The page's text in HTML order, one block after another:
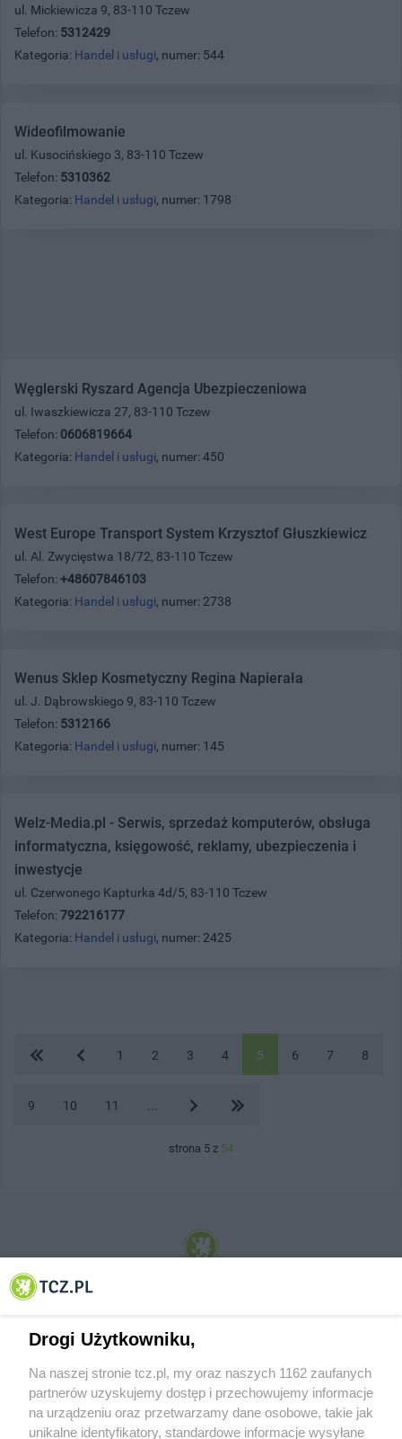
ul. Mickiewicza 9, 83-110 Tczew
Telefon: 5312429
Kategoria: Handel i usługi, numer: 544
Wideofilmowanie
ul. Kusocińskiego 3, 83-110 Tczew
Telefon: 5310362
Kategoria: Handel i usługi, numer: 1798
Węglerski Ryszard Agencja Ubezpieczeniowa
ul. Iwaszkiewicza 27, 83-110 Tczew
Telefon: 0606819664
Kategoria: Handel i usługi, numer: 450
West Europe Transport System Krzysztof Głuszkiewicz
ul. Al. Zwycięstwa 18/72, 83-110 Tczew
Telefon: +48607846103
Kategoria: Handel i usługi, numer: 2738
Wenus Sklep Kosmetyczny Regina Napierała
ul. J. Dąbrowskiego 9, 83-110 Tczew
Telefon: 5312166
Kategoria: Handel i usługi, numer: 145
Welz-Media.pl - Serwis, sprzedaż komputerów, obsługa
informatyczna, księgowość, reklamy, ubezpieczenia i
inwestycje
ul. Czerwonego Kapturka 4d/5, 83-110 Tczew
Telefon: 792216177
Kategoria: Handel i usługi, numer: 2425
1 2 3 4 5 6 7 8
9 10 11
strona 5 z 54
© 2001-2026 Tczew - TCZ.PL Sp. z o.o. Internetowy Serwis Informacyjny Miasta
Drogi Użytkowniku,
Na naszej stronie tcz.pl, my oraz naszych 1162 zaufanych
partnerów uzyskujemy dostęp i przechowujemy informacje
na urządzeniu oraz przetwarzamy dane osobowe, takie jak
unikalne identyfikatory, standardowe informacje wysyłane